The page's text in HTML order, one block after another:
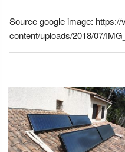
Source google image:
content/uploads/2018/07/